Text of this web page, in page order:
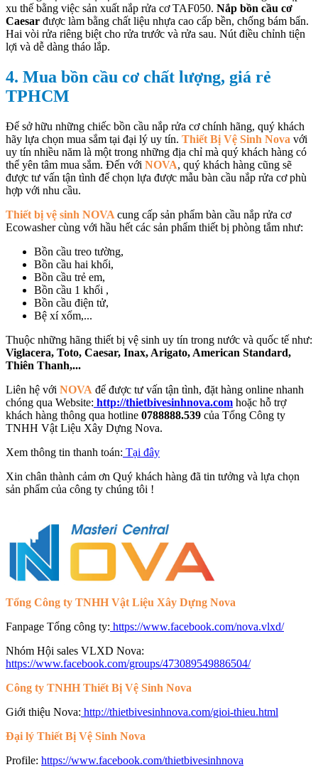
xu thế bằng việc sản xuất nắp rửa cơ TAF050. Nắp bồn cầu cơ
Caesar được làm bằng chất liệu nhựa cao cấp bền, chống bám bẩn.
Hai vòi rửa riêng biệt cho rửa trước và rửa sau. Nút điều chỉnh tiện
lợi và dễ dàng tháo lắp.
4. Mua bồn cầu cơ chất lượng, giá rẻ
TPHCM
Để sở hữu những chiếc bồn cầu nắp rửa cơ chính hãng, quý khách
hãy lựa chọn mua sắm tại đại lý uy tín. Thiết Bị Vệ Sinh Nova với
uy tín nhiều năm là một trong những địa chỉ mà quý khách hàng có
thể yên tâm mua sắm. Đến với NOVA, quý khách hàng cũng sẽ
được tư vấn tận tình để chọn lựa được mẫu bàn cầu nắp rửa cơ phù
hợp với nhu cầu.
Thiết bị vệ sinh NOVA cung cấp sản phẩm bàn cầu nắp rửa cơ
Ecowasher cùng với hầu hết các sản phẩm thiết bị phòng tắm như:
Bồn cầu treo tường,
Bồn cầu hai khối,
Bồn cầu trẻ em,
Bồn cầu 1 khối ,
Bồn cầu điện tử,
Bệ xí xổm,...
Thuộc những hãng thiết bị vệ sinh uy tín trong nước và quốc tế như:
Viglacera, Toto, Caesar, Inax, Arigato, American Standard,
Thiên Thanh,...
Liên hệ với NOVA để được tư vấn tận tình, đặt hàng online nhanh
chóng qua Website: http://thietbivesinhnova.com hoặc hỗ trợ
khách hàng thông qua hotline 0788888.539 của Tổng Công ty
TNHH Vật Liệu Xây Dựng Nova.
Xem thông tin thanh toán: Tại đây
Xin chân thành cảm ơn Quý khách hàng đã tin tưởng và lựa chọn
sản phẩm của công ty chúng tôi !
Tổng Công ty TNHH Vật Liệu Xây Dựng Nova
Fanpage Tổng công ty: https://www.facebook.com/nova.vlxd/
Nhóm Hội sales VLXD Nova:
https://www.facebook.com/groups/473089549886504/
Công ty TNHH Thiết Bị Vệ Sinh Nova
Giới thiệu Nova: http://thietbivesinhnova.com/gioi-thieu.html
Đại lý Thiết Bị Vệ Sinh Nova
Profile: https://www.facebook.com/thietbivesinhnova